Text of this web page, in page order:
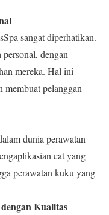
sangat diperhatikan.
dengan
mereka. Hal ini
membuat pelanggan
dunia perawatan
cat yang
perawatan kuku yang
Kualitas